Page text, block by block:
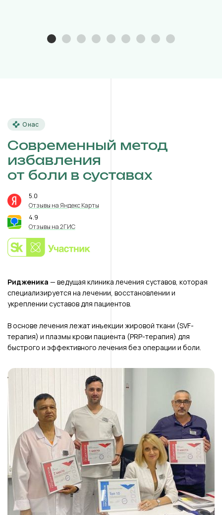
О нас
Современный метод
избавления
от боли в суставах
5.0
Отзывы на Яндекс Карты
4.9
Отзывы на 2ГИС
Ридженика — ведущая клиника лечения суставов, которая
специализируется на лечении, восстановлении и
укреплении суставов для пациентов.
В основе лечения лежат инъекции жировой ткани (SVF-
терапия) и плазмы крови пациента (PRP-терапия) для
быстрого и эффективного лечения без операции и боли.